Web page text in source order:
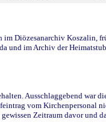
Diözesanarchiv
und im Archiv der
Ausschlaggebend war
vom
Zeitraum davor und